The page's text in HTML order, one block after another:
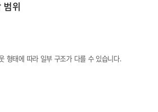
범위
형태에 따라 일부 구조가 다를 수 있습니다.